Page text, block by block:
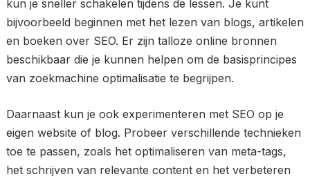
kun je sneller schakelen tijdens de lessen. Je kunt
bijvoorbeeld beginnen met het lezen van blogs, artikelen
en boeken over SEO. Er zijn talloze online bronnen
beschikbaar die je kunnen helpen om de basisprincipes
van zoekmachine optimalisatie te begrijpen.
Daarnaast kun je ook experimenteren met SEO op je
eigen website of blog. Probeer verschillende technieken
toe te passen, zoals het optimaliseren van meta-tags,
het schrijven van relevante content en het verbeteren